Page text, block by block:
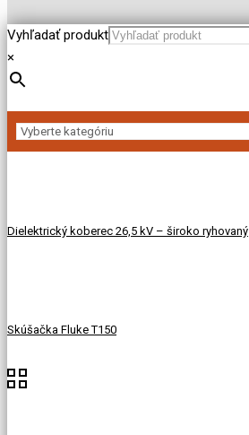
Vyhľadať produkt
×
Dielektrický koberec 26,5 kV – široko ryhovaný
Skúšačka Fluke T150